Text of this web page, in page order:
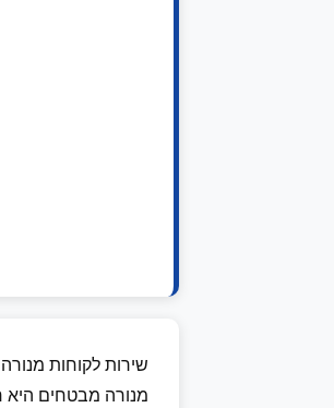
שירות לקוחות מנורה
מנורה מבטחים היא